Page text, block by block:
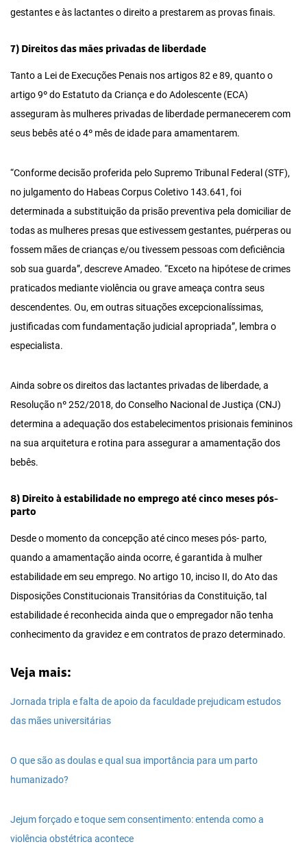
gestantes e às lactantes o direito a prestarem as provas finais.
7) Direitos das mães privadas de liberdade
Tanto a Lei de Execuções Penais nos artigos 82 e 89, quanto o
artigo 9º do Estatuto da Criança e do Adolescente (ECA)
asseguram às mulheres privadas de liberdade permanecerem com
seus bebês até o 4º mês de idade para amamentarem.
“Conforme decisão proferida pelo Supremo Tribunal Federal (STF),
no julgamento do Habeas Corpus Coletivo 143.641, foi
determinada a substituição da prisão preventiva pela domiciliar de
todas as mulheres presas que estivessem gestantes, puérperas ou
fossem mães de crianças e/ou tivessem pessoas com deficiência
sob sua guarda”, descreve Amadeo. “Exceto na hipótese de crimes
praticados mediante violência ou grave ameaça contra seus
descendentes. Ou, em outras situações excepcionalíssimas,
justificadas com fundamentação judicial apropriada”, lembra o
especialista.
Ainda sobre os direitos das lactantes privadas de liberdade, a
Resolução nº 252/2018, do Conselho Nacional de Justiça (CNJ)
determina a adequação dos estabelecimentos prisionais femininos
na sua arquitetura e rotina para assegurar a amamentação dos
bebês.
8) Direito à estabilidade no emprego até cinco meses pós-
parto
Desde o momento da concepção até cinco meses pós‐ parto,
quando a amamentação ainda ocorre, é garantida à mulher
estabilidade em seu emprego. No artigo 10, inciso II, do Ato das
Disposições Constitucionais Transitórias da Constituição, tal
estabilidade é reconhecida ainda que o empregador não tenha
conhecimento da gravidez e em contratos de prazo determinado.
Veja mais:
Jornada tripla e falta de apoio da faculdade prejudicam estudos
das mães universitárias
O que são as doulas e qual sua importância para um parto
humanizado?
Jejum forçado e toque sem consentimento: entenda como a
violência obstétrica acontece